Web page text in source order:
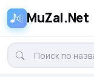
MuZal.Net